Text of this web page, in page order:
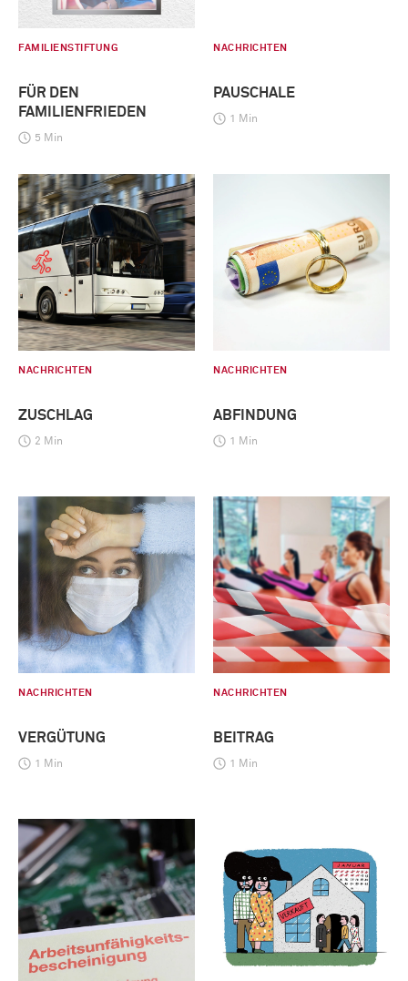
FAMILIENSTIFTUNG
FÜR DEN
FAMILIENFRIEDEN
5 Min
NACHRICHTEN
PAUSCHALE
1 Min
NACHRICHTEN
ZUSCHLAG
2 Min
NACHRICHTEN
ABFINDUNG
1 Min
NACHRICHTEN
VERGÜTUNG
1 Min
NACHRICHTEN
BEITRAG
1 Min